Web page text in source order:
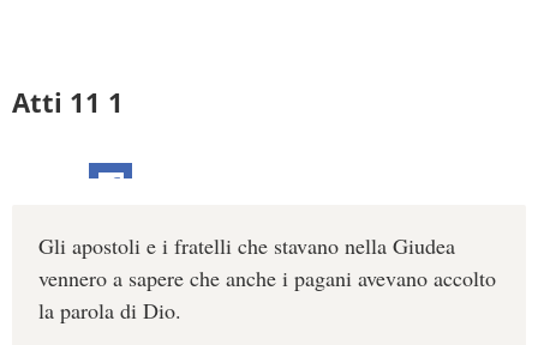
Atti 11 1
Gli apostoli e i fratelli che stavano nella Giudea
vennero a sapere che anche i pagani avevano accolto
la parola di Dio.